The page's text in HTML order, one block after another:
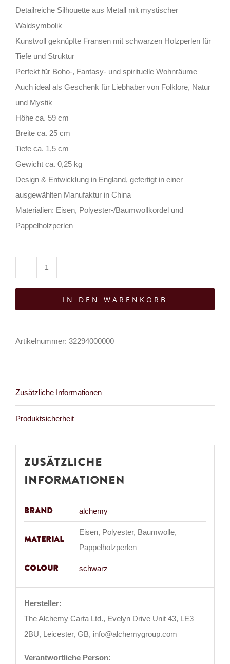
Detailreiche Silhouette aus Metall mit mystischer
Waldsymbolik
Kunstvoll geknüpfte Fransen mit schwarzen Holzperlen für
Tiefe und Struktur
Perfekt für Boho-, Fantasy- und spirituelle Wohnräume
Auch ideal als Geschenk für Liebhaber von Folklore, Natur
und Mystik
Höhe ca. 59 cm
Breite ca. 25 cm
Tiefe ca. 1,5 cm
Gewicht ca. 0,25 kg
Design & Entwicklung in England, gefertigt in einer
ausgewählten Manufaktur in China
Materialien: Eisen, Polyester-/Baumwollkordel und
Pappelholzperlen
Makramee
Wandbild
IN DEN WARENKORB
Artikelnummer: 32294000000
Zusätzliche Informationen
Produktsicherheit
Zusätzliche
Informationen
Brand alchemy
Material
Eisen, Polyester, Baumwolle,
Pappelholzperlen
Colour schwarz
Hersteller:
The Alchemy Carta Ltd., Evelyn Drive Unit 43, LE3
2BU, Leicester, GB, info@alchemygroup.com
Verantwortliche Person: